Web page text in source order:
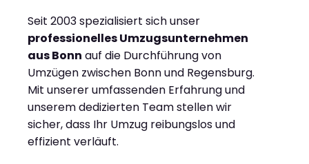
Seit 2003 spezialisiert sich unser
professionelles Umzugsunternehmen
aus Bonn auf die Durchführung von
Umzügen zwischen Bonn und Regensburg.
Mit unserer umfassenden Erfahrung und
unserem dedizierten Team stellen wir
sicher, dass Ihr Umzug reibungslos und
effizient verläuft.